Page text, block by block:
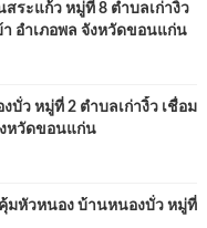
ระแก้ว หมู่ที่ 8 ตำบลเก่างิ้ว
อำเภอพล จังหวัดขอนแก่น
ว หมู่ที่ 2 ตำบลเก่างิ้ว เชื่อม
งหวัดขอนแก่น
มหัวหนอง บ้านหนองบั่ว หมู่ที่